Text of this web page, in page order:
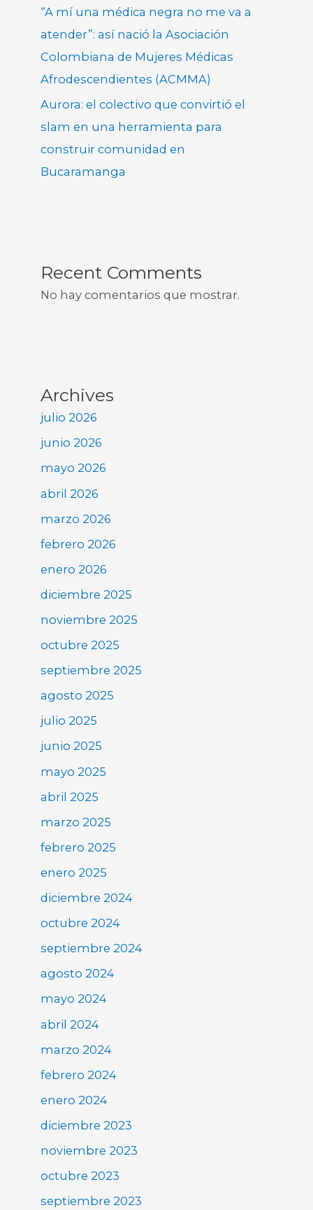
“A mí una médica negra no me va a
atender”: así nació la Asociación
Colombiana de Mujeres Médicas
Afrodescendientes (ACMMA)
Aurora: el colectivo que convirtió el
slam en una herramienta para
construir comunidad en
Bucaramanga
Recent Comments
No hay comentarios que mostrar.
Archives
julio 2026
junio 2026
mayo 2026
abril 2026
marzo 2026
febrero 2026
enero 2026
diciembre 2025
noviembre 2025
octubre 2025
septiembre 2025
agosto 2025
julio 2025
junio 2025
mayo 2025
abril 2025
marzo 2025
febrero 2025
enero 2025
diciembre 2024
octubre 2024
septiembre 2024
agosto 2024
mayo 2024
abril 2024
marzo 2024
febrero 2024
enero 2024
diciembre 2023
noviembre 2023
octubre 2023
septiembre 2023